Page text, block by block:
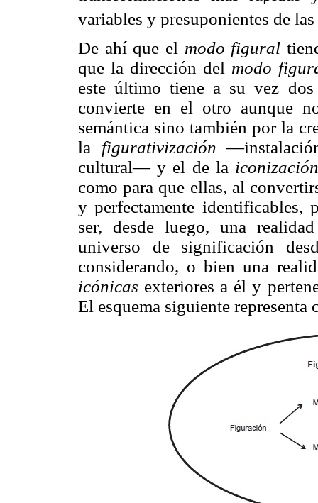
variables y presuponientes de
De ahí que el modo figural
que la dirección del modo
este último tiene a su vez dos
convierte en el otro aunque
semántica sino también por la
la figurativización
cultural— y el de la iconización
como para que ellas, al
y perfectamente identificables,
ser, desde luego, una
universo de significación
considerando, o bien una
icónicas exteriores a él y
El esquema siguiente representa